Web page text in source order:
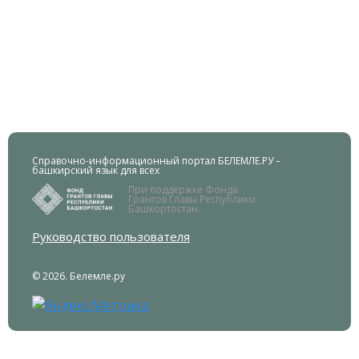
Справочно-информационный портал БЕЛЕМЛЕ.РУ –
башкирский язык для всех
При поддержке Фонда
Грантов Главы Республики
Башкортостан.
Руководство пользователя
© 2026. Белемле.ру